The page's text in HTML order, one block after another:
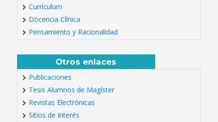
Currículum
Docencia Clínica
Pensamiento y Racionalidad
Otros enlaces
Publicaciones
Tesis Alumnos de Magíster
Revistas Electrónicas
Sitios de Interés